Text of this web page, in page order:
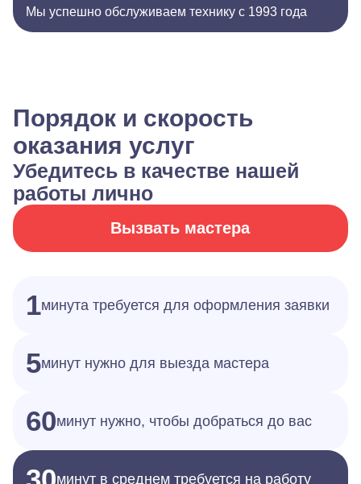
Мы успешно обслуживаем технику с 1993 года
Порядок и скорость
оказания услуг
Убедитесь в качестве нашей
работы лично
Вызвать мастера
1минута требуется для оформления заявки
5минут нужно для выезда мастера
60минут нужно, чтобы добраться до вас
минут в среднем требуется на работу